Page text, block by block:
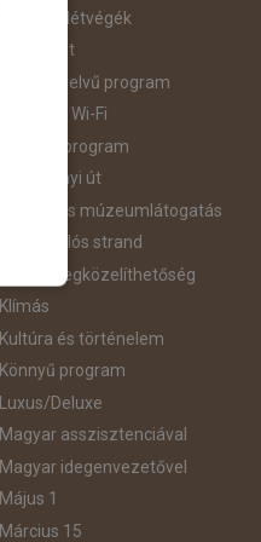
Hosszú Hétvégék
Húsvéti út
idegennyelvű program
Ingyenes Wi-Fi
Intenzív program
Karácsonyi út
Kastély és múzeumlátogatás
Kék zászlós strand
Kiváló megközelíthetőség
Klímás
Kultúra és történelem
Könnyű program
Luxus/Deluxe
Magyar asszisztenciával
Magyar idegenvezetővel
Május 1
Március 15